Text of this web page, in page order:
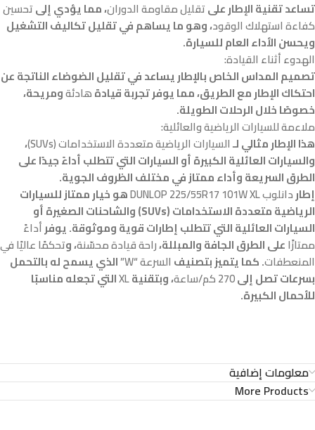
تساعد تقنية الإطار علىتقليل مقاومة الدوران، مما يؤدي إلىتحسين
كفاءة استهلاك الوقود، وهو ما يساهم في تقليل تكاليف التشغيل
ويحسن الأداء العام للسيارة.
الهدوء أثناء القيادة:
تصميم المداس الخاص بالإطار يساعد في تقليل الضوضاء الناتجة عن
احتكاك الإطار مع الطريق، مما يوفر تجربة قيادةهادئةومريحة،
خصوصًا خلال الرحلات الطويلة.
ملاءمة للسيارات الرياضية والعائلية:
هذا الإطار مثالي لـالسيارات الرياضية متعددة الاستخدامات (SUVs)
،
والسيارات العائلية الكبيرة أو السيارات التي تتطلب أداءً جيدًا على
الطرق السريعة وأداء ممتاز في مختلف الظروف الجوية.
إطاردانلوب DUNLOP 225/55R17 101W XL
هو خيار ممتاز للسيارات
الرياضية متعددة الاستخدامات (SUVs) والشاحنات الصغيرة أو
السيارات العائلية التي تتطلب إطارات قوية وموثوقة. يوفرأداءً
ممتازًاعلى الطرق الجافة والمبللة،راحة قيادة محسّنة، وتحكمًا عاليًا في
المنعطفات. كما يتميز بتصنيف السرعة “W”
الذي يسمح له بالتحمل
بسرعات تصل إلى270 كم/ساعة ، وبتقنيةXLالتي تجعله مناسبًا
للأحمال الكبيرة.
معلومات إضافية
More Products